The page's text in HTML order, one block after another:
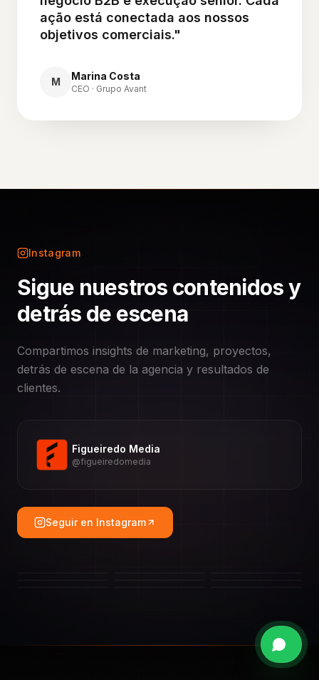
ação está conectada aos nossos
objetivos comerciais."
M Marina Costa
CEO · Grupo Avant
Instagram
Sigue nuestros contenidos y
detrás de escena
Compartimos insights de marketing, proyectos,
detrás de escena de la agencia y resultados de
clientes.
Figueiredo Media
@figueiredomedia
Seguir en Instagram